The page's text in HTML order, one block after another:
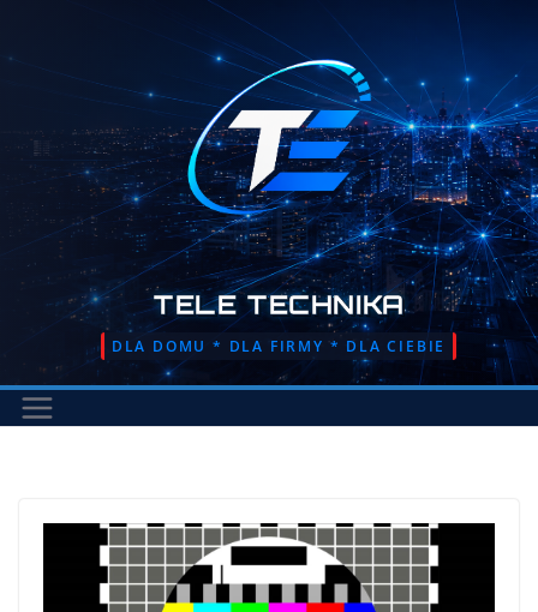
TELE TECHNIKA
DLA DOMU * DLA FIRMY * DLA CIEBIE